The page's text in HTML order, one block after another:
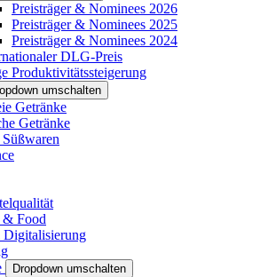
Preisträger & Nominees 2026
Preisträger & Nominees 2025
Preisträger & Nominees 2024
DLG-Preis
Produktivitätssteigerung
umschalten
Getränke
Getränke
& Food
Dropdown umschalten